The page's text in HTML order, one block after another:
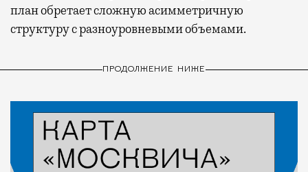
план обретает сложную асимметричную
структуру с разноуровневыми объемами.
ПРОДОЛЖЕНИЕ НИЖЕ